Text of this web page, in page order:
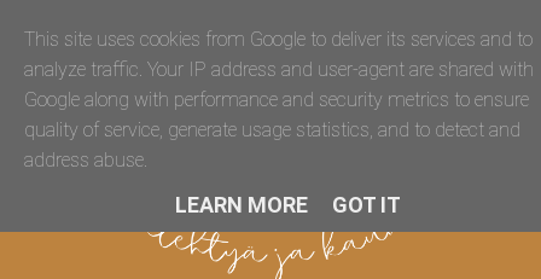
This site uses cookies from Google to deliver its services and to
analyze traffic. Your IP address and user-agent are shared with
Google along with performance and security metrics to ensure
quality of service, generate usage statistics, and to detect and
address abuse.
LEARN MORE GOT IT